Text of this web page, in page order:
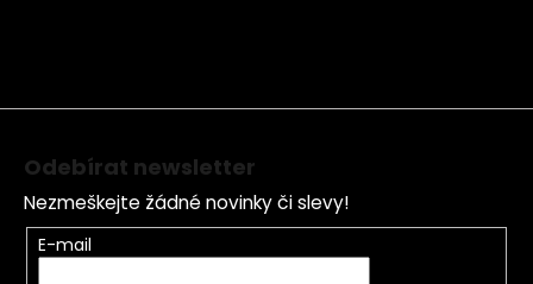
Odebírat newsletter
Nezmeškejte žádné novinky či slevy!
E-mail